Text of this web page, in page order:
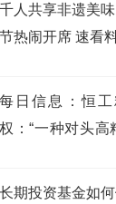
千人共享非遗美
节热闹开席 速看
每日信息：恒
权：“一种对头
长期投资基金如